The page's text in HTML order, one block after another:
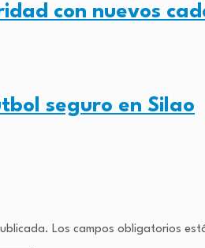
con nuevos
seguro en Silao
Los campos obligatorios